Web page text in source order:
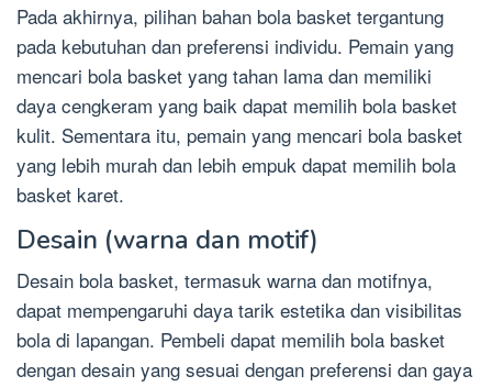
Pada akhirnya, pilihan bahan bola basket tergantung
pada kebutuhan dan preferensi individu. Pemain yang
mencari bola basket yang tahan lama dan memiliki
daya cengkeram yang baik dapat memilih bola basket
kulit. Sementara itu, pemain yang mencari bola basket
yang lebih murah dan lebih empuk dapat memilih bola
basket karet.
Desain (warna dan motif)
Desain bola basket, termasuk warna dan motifnya,
dapat mempengaruhi daya tarik estetika dan visibilitas
bola di lapangan. Pembeli dapat memilih bola basket
dengan desain yang sesuai dengan preferensi dan gaya